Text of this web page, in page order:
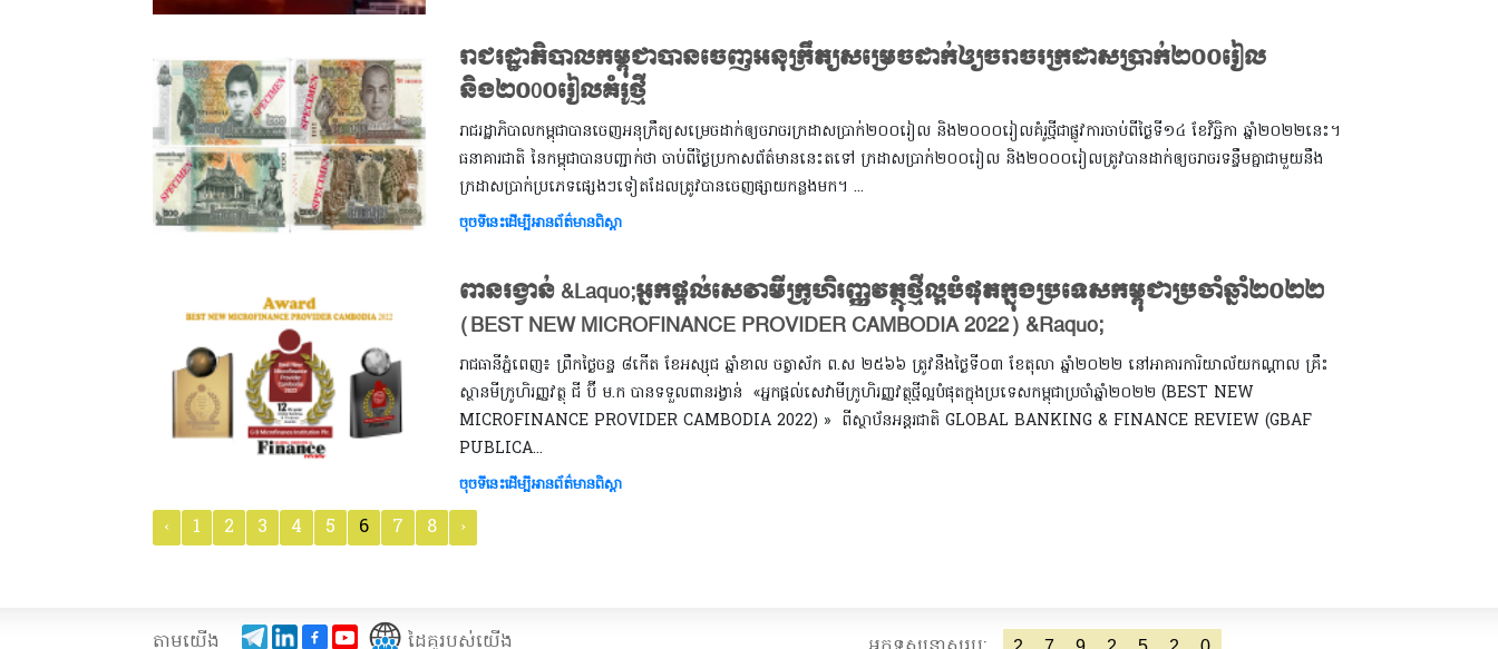
រាជរដ្ឋាភិបាលកម្ពុជាបានចេញអនុក្រឹត្យសម្រេចដាក់ឲ្យចរាចរក្រដាសប្រាក់២០០រៀល
និង២០0០រៀលគំរូថ្មី
រាជរដ្ឋាភិបាលកម្ពុជាបានចេញអនុក្រឹត្យសម្រេចដាក់ឲ្យចរាចរក្រដាសប្រាក់២០០រៀល និង២០០០រៀលគំរូថ្មីជាផ្លូវការចាប់ពីថ្ងៃទី១៤ ខែវិច្ឆិកា ឆ្នាំ២០២២នេះ។
ធនាគារជាតិ នៃកម្ពុជាបានបញ្ជាក់ថា ចាប់ពីថ្ងៃប្រកាសព័ត៌មាននេះតទៅ ក្រដាសប្រាក់២០០រៀល និង២០០០រៀលត្រូវបានដាក់ឲ្យចរាចរទន្ទឹមគ្នាជាមួយនឹង
ក្រដាសប្រាក់ប្រភេទផ្សេងៗទៀតដែលត្រូវបានចេញផ្សាយកន្លងមក។ ...
ចុចទីនេះដើម្បីអានព័ត៌មានពិស្តា
ពានរង្វាន់ &laquo;អ្នកផ្តល់សេវាមីក្រូហិរញ្ញវត្ថុថ្មីល្អបំផុតក្នុងប្រទេសកម្ពុជាប្រចាំឆ្នាំ២០២២
(BEST NEW MICROFINANCE PROVIDER CAMBODIA 2022) &raquo;
រាជធានីភ្នំពេញ៖ ព្រឹកថ្ងៃចន្ទ ៨កើត ខែអស្សុជ ឆ្នាំខាល ចត្វាស័ក ព.ស ២៥៦៦ ត្រូវនឹងថ្ងៃទី០៣ ខែតុលា ឆ្នាំ២០២២ នៅអាគារការិយាល័យកណ្តាល គ្រឹះ
ស្ថានមីក្រូហិរញ្ញវត្ថុ ជី ប៊ី ម.ក បានទទួលពានរង្វាន់ «អ្នកផ្តល់សេវាមីក្រូហិរញ្ញវត្ថុថ្មីល្អបំផុតក្នុងប្រទេសកម្ពុជាប្រចាំឆ្នាំ២០២២ (BEST NEW
MICROFINANCE PROVIDER CAMBODIA 2022) » ពីស្ថាប័នអន្តរជាតិ GLOBAL BANKING & FINANCE REVIEW (GBAF
PUBLICA...
ចុចទីនេះដើម្បីអានព័ត៌មានពិស្តា
‹ 1 2 3 4 5 6 7 8 ›
តាមយើង ដៃគូរបស់យើង